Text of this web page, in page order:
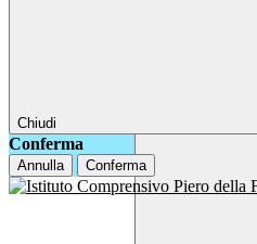
Chiudi
Conferma
Annulla Conferma